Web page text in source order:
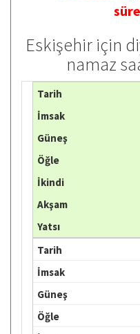
süre
Eskişehir için
namaz